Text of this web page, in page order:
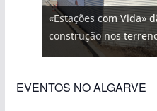
«Estações com Vida»
construção nos
EVENTOS NO ALGARVE